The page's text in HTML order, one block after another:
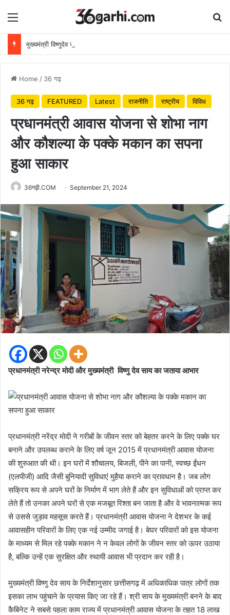
Menu
Home / 36 गढ़
36 गढ़ FEATURED Latest राजनीति राष्ट्रीय विविध
प्रधानमंत्री आवास योजना से शोभा नाग
और कौशल्या के पक्के मकान का सपना
हुआ साकार
36गढ़ी.COM September 21, 2024
प्रधानमंत्री नरेन्द्र मोदी और मुख्यमंत्री विष्णु देव साय का जताया आभार
प्रधानमंत्री नरेंद्र मोदी ने गरीबों के जीवन स्तर को बेहतर करने के लिए पक्के घर
बनाने और उपलब्ध कराने के लिए वर्ष जून 2015 में प्रधानमंत्री आवास योजना
की शुरुआत की थी। इन घरों में शौचालय, बिजली, पीने का पानी, स्वच्छ ईंधन
(एलपीजी) आदि जैसी बुनियादी सुविधाएं मुहैया कराने का प्रावधान है। जब लोग
सक्रिय रूप से अपने घरों के निर्माण में भाग लेते हैं और इन सुविधाओं को प्राप्त कर
लेते हैं तो उनका अपने घरों से एक मजबूत रिश्ता बन जाता है और वे भावनात्मक रूप
से उससे जुड़ाव महसूस करते हैं। प्रधानमंत्री आवास योजना ने देशभर के कई
आवासहीन परिवारों के लिए एक नई उम्मीद जगाई है। बेघर परिवारों को इस योजना
के माध्यम से मिल रहे पक्के मकान ने न केवल लोगों के जीवन स्तर को ऊपर उठाया
है, बल्कि उन्हें एक सुरक्षित और स्थायी आवास भी प्रदान कर रही है।
मुख्यमंत्री विष्णु देव साय के निर्देशानुसार छत्तीसगढ़ में अधिकाधिक पात्र लोगों तक
इसका लाभ पहुंचाने के प्रयास किए जा रहे हैं। श्री साय के मुख्यमंत्री बनने के बाद
कैबिनेट ने सबसे पहला काम राज्य में प्रधानमंत्री आवास योजना के तहत 18 लाख